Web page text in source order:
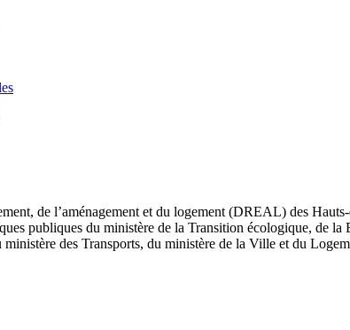
de l’aménagement et du logement (DREAL) des
publiques du ministère de la Transition écologique, de
des Transports, du ministère de la Ville et du